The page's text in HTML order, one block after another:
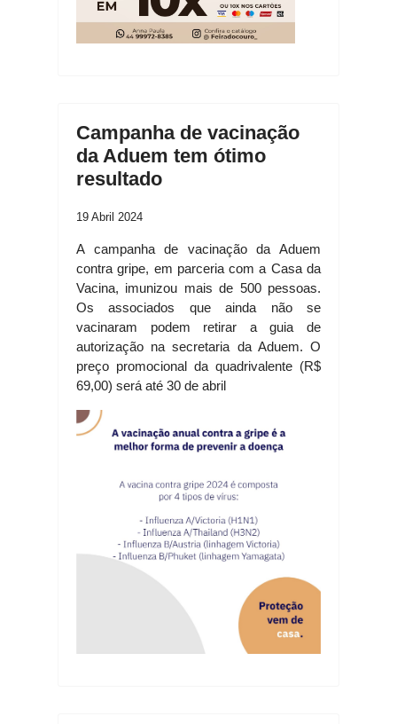
Campanha de vacinação
da Aduem tem ótimo
resultado
19 Abril 2024
A campanha de vacinação da Aduem
contra gripe, em parceria com a Casa da
Vacina, imunizou mais de 500 pessoas.
Os associados que ainda não se
vacinaram podem retirar a guia de
autorização na secretaria da Aduem. O
preço promocional da quadrivalente (R$
69,00) será até 30 de abril